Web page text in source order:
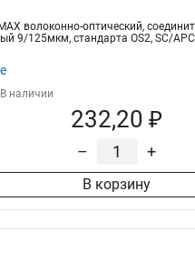
волоконно-оптический,
9/125мкм, стандарта OS2, SC/
В наличии
232,20 ₽
– +
В корзину